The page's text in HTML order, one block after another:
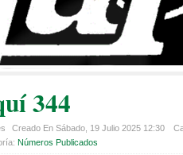
344
Creado En Sábado, 19 Julio 2025 12:30
Números Publicados